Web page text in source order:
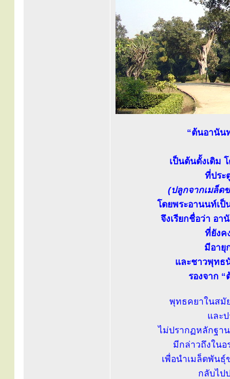
“ต้นอานัน
เป็นต้นดั้งเดิม
ที่ประ
(ปลูกจากเมล็ด
โดยพระอานนท์เ
จึงเรียกชื่อว่า อ
ที่ยังค
มีอายุ
และชาวพุทธ
รองจาก
พุทธคยาในสมั
และ
ไม่ปรากฏหลักฐา
มีกล่าวถึงในอ
เพื่อนำเมล็ดพันธุ์
กลับไป